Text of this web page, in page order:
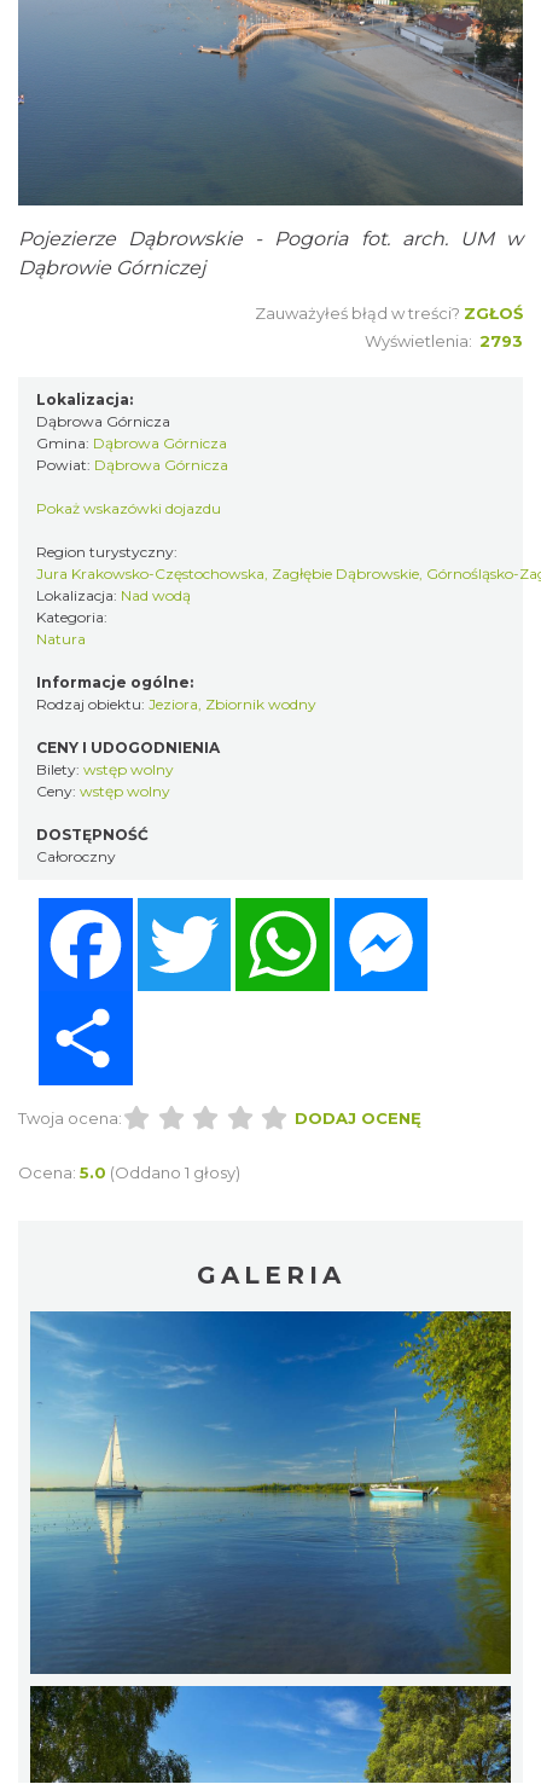
Pojezierze Dąbrowskie - Pogoria fot. arch. UM w
Dąbrowie Górniczej
Zauważyłeś błąd w treści? ZGŁOŚ
Wyświetlenia: 2793
Lokalizacja:
Dąbrowa Górnicza
Gmina: Dąbrowa Górnicza
Powiat: Dąbrowa Górnicza
Pokaż wskazówki dojazdu
Region turystyczny:
Jura Krakowsko-Częstochowska, Zagłębie Dąbrowskie, Górnośląsko-
Lokalizacja: Nad wodą
Kategoria:
Natura
Informacje ogólne:
Rodzaj obiektu: Jeziora Zbiornik wodny
CENY I UDOGODNIENIA
Bilety: wstęp wolny
Ceny: wstęp wolny
DOSTĘPNOŚĆ
Całoroczny
Twitter
Twoja ocena: DODAJ OCENĘ
Ocena: 5.0 (Oddano 1 głosy)
GALERIA